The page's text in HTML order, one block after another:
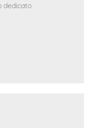
dedicato